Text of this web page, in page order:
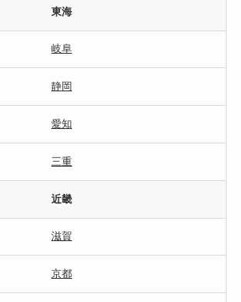
東海
岐阜
静岡
愛知
三重
近畿
滋賀
京都